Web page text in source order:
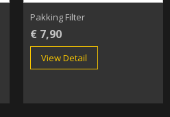
Pakking Filter
€ 7,90
View Detail